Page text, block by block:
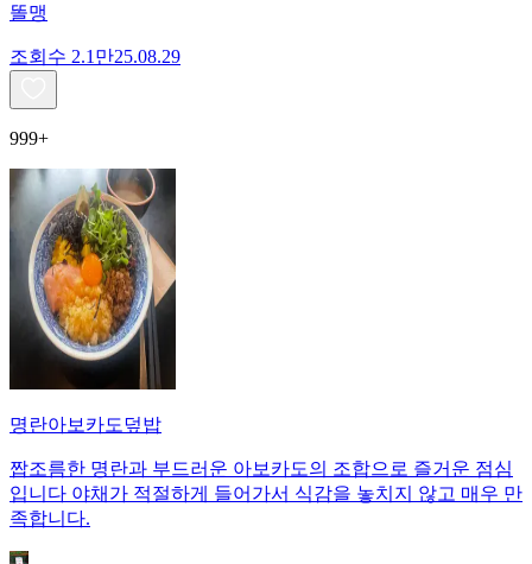
똘맹
조회수 2.1만25.08.29
999+
명란아보카도덮밥
짭조름한 명란과 부드러운 아보카도의 조합으로 즐거운 점심
입니다 야채가 적절하게 들어가서 식감을 놓치지 않고 매우 만
족합니다.